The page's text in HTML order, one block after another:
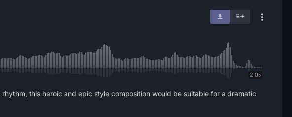
2:05
this heroic and epic style composition would be suitable for a dramatic